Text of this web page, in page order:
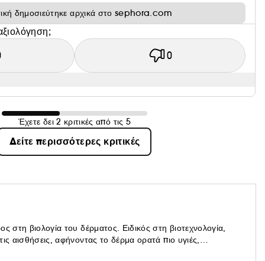
δημοσιεύτηκε αρχικά στο sephora.com
0
Έχετε δει 2 κριτικές από τις 5
Δείτε περισσότερες κριτικές
βιολογία του δέρματος. Ειδικός στη βιοτεχνολογία,
αισθήσεις, αφήνοντας το δέρμα ορατά πιο υγιές,